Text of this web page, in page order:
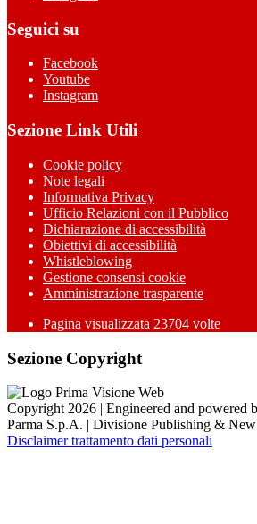
Seguici su
Facebook
Youtube
Instagram
Sezione Link Utili
Cookie policy
Note legali
Informativa Privacy
Ufficio Relazioni con il Pubblico
Dichiarazione di accessibilità
Obiettivi di accessibilità
Whistleblowing
Gestione consensi cookie
Amministrazione trasparente
Pagina visualizzata 23704 volte
Sezione Copyright
Copyright 2026 | Engineered and powered
Parma S.p.A. | Divisione Publishing &
Disclaimer trattamento dati personali